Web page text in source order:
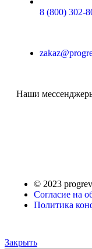
8 (800) 302-
Наши
© 2023
Согласие на
Политика
Закрыть